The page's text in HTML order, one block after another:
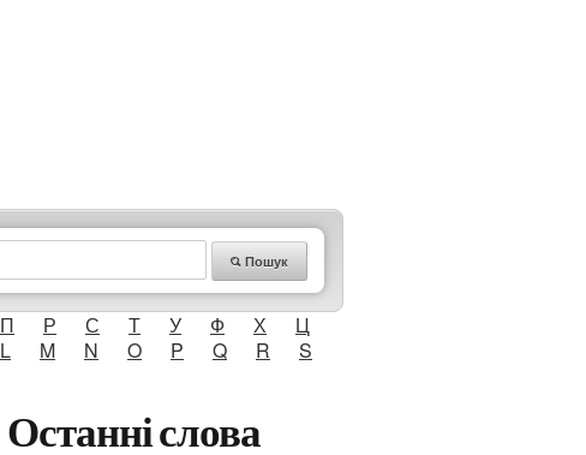
Пошук
П Р С Т У Ф Х
Ц
L M N O P Q R
S
Останні слова